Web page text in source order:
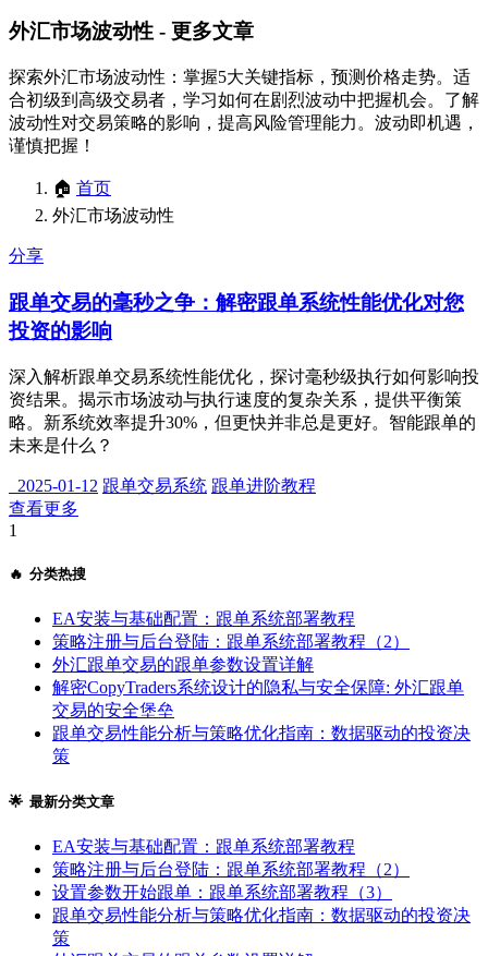
外汇市场波动性 - 更多文章
探索外汇市场波动性：掌握5大关键指标，预测价格走势。适
合初级到高级交易者，学习如何在剧烈波动中把握机会。了解
波动性对交易策略的影响，提高风险管理能力。波动即机遇，
谨慎把握！
🏠 首页
外汇市场波动性
分享
跟单交易的毫秒之争：解密跟单系统性能优化对您
投资的影响
深入解析跟单交易系统性能优化，探讨毫秒级执行如何影响投
资结果。揭示市场波动与执行速度的复杂关系，提供平衡策
略。新系统效率提升30%，但更快并非总是更好。智能跟单的
未来是什么？
2025-01-12 跟单交易系统 跟单进阶教程
查看更多
1
🔥 分类热搜
EA安装与基础配置：跟单系统部署教程
策略注册与后台登陆：跟单系统部署教程（2）
外汇跟单交易的跟单参数设置详解
解密CopyTraders系统设计的隐私与安全保障: 外汇跟单
交易的安全堡垒
跟单交易性能分析与策略优化指南：数据驱动的投资决
策
🌟 最新分类文章
EA安装与基础配置：跟单系统部署教程
策略注册与后台登陆：跟单系统部署教程（2）
设置参数开始跟单：跟单系统部署教程（3）
跟单交易性能分析与策略优化指南：数据驱动的投资决
策